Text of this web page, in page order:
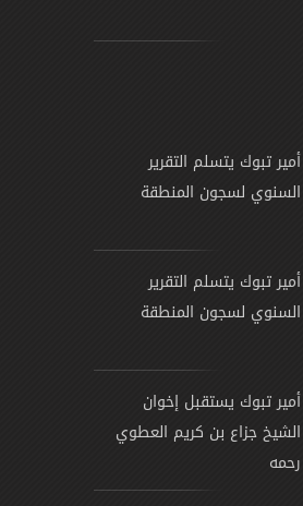
أمير تبوك يتسلم التقرير
السنوي لسجون المنطقة
أمير تبوك يتسلم التقرير
السنوي لسجون المنطقة
أمير تبوك يستقبل إخوان
الشيخ جزاع بن كريم العطوي
رحمه